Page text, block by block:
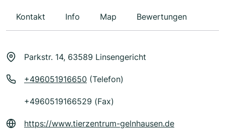
Kontakt Info Map Bewertungen
Parkstr. 14, 63589 Linsengericht
+496051916650 (Telefon)
+4960519166529 (Fax)
https://www.tierzentrum-gelnhausen.de